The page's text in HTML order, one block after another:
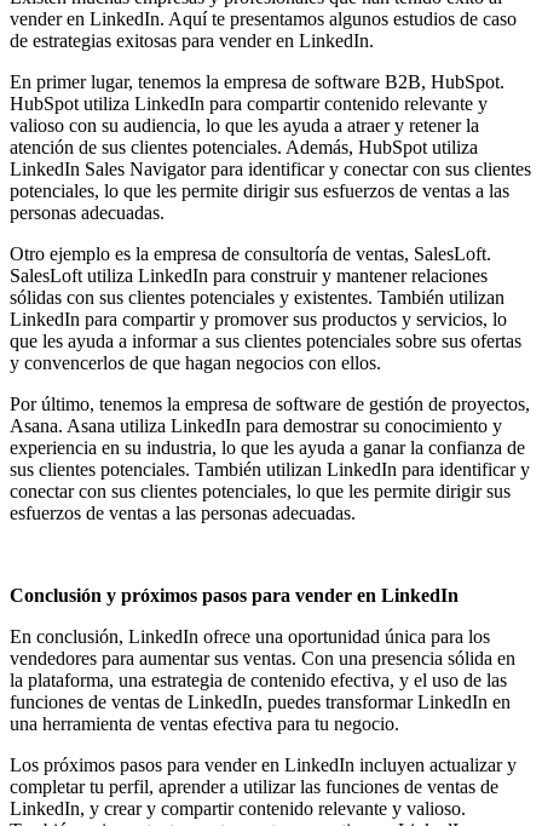
vender en LinkedIn. Aquí te presentamos algunos estudios de caso
de estrategias exitosas para vender en LinkedIn.
En primer lugar, tenemos la empresa de software B2B, HubSpot.
HubSpot utiliza LinkedIn para compartir contenido relevante y
valioso con su audiencia, lo que les ayuda a atraer y retener la
atención de sus clientes potenciales. Además, HubSpot utiliza
LinkedIn Sales Navigator para identificar y conectar con sus clientes
potenciales, lo que les permite dirigir sus esfuerzos de ventas a las
personas adecuadas.
Otro ejemplo es la empresa de consultoría de ventas, SalesLoft.
SalesLoft utiliza LinkedIn para construir y mantener relaciones
sólidas con sus clientes potenciales y existentes. También utilizan
LinkedIn para compartir y promover sus productos y servicios, lo
que les ayuda a informar a sus clientes potenciales sobre sus ofertas
y convencerlos de que hagan negocios con ellos.
Por último, tenemos la empresa de software de gestión de proyectos,
Asana. Asana utiliza LinkedIn para demostrar su conocimiento y
experiencia en su industria, lo que les ayuda a ganar la confianza de
sus clientes potenciales. También utilizan LinkedIn para identificar y
conectar con sus clientes potenciales, lo que les permite dirigir sus
esfuerzos de ventas a las personas adecuadas.
Conclusión y próximos pasos para vender en LinkedIn
En conclusión, LinkedIn ofrece una oportunidad única para los
vendedores para aumentar sus ventas. Con una presencia sólida en
la plataforma, una estrategia de contenido efectiva, y el uso de las
funciones de ventas de LinkedIn, puedes transformar LinkedIn en
una herramienta de ventas efectiva para tu negocio.
Los próximos pasos para vender en LinkedIn incluyen actualizar y
completar tu perfil, aprender a utilizar las funciones de ventas de
LinkedIn, y crear y compartir contenido relevante y valioso.